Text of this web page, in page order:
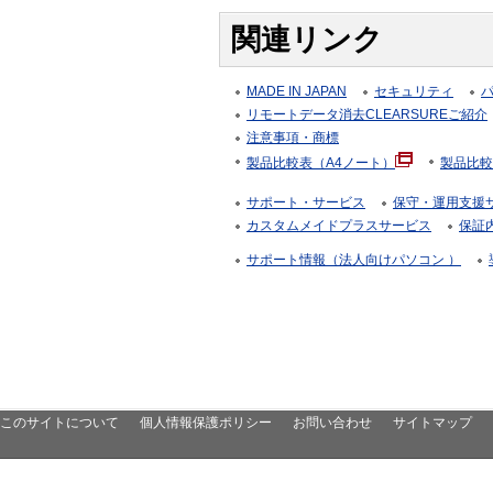
関連リンク
MADE IN JAPAN セキュリティ
リモートデータ消去CLEARSUREご紹介
注意事項・商標
製品比較表（A4ノート）
製品比
サポート・サービス
保守・運用支援
カスタムメイドプラスサービス
保証
サポート情報（法人向けパソコン ）
このサイトについて 個人情報保護ポリシー お問い合わせ サイトマップ